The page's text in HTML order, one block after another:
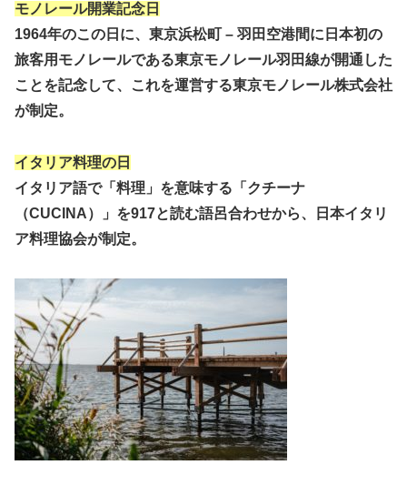
モノレール開業記念日
1964年のこの日に、東京浜松町 – 羽田空港間に日本初の
旅客用モノレールである東京モノレール羽田線が開通した
ことを記念して、これを運営する東京モノレール株式会社
が制定。
イタリア料理の日
イタリア語で「料理」を意味する「クチーナ
（CUCINA）」を917と読む語呂合わせから、日本イタリ
ア料理協会が制定。